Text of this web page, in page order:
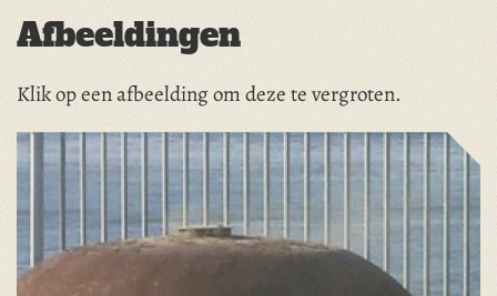
Afbeeldingen
Klik op een afbeelding om deze te vergroten.